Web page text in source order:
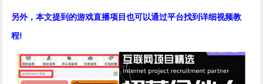
另外，本文提到的游戏直播项目也可以通过平台找到详细视频教
程!